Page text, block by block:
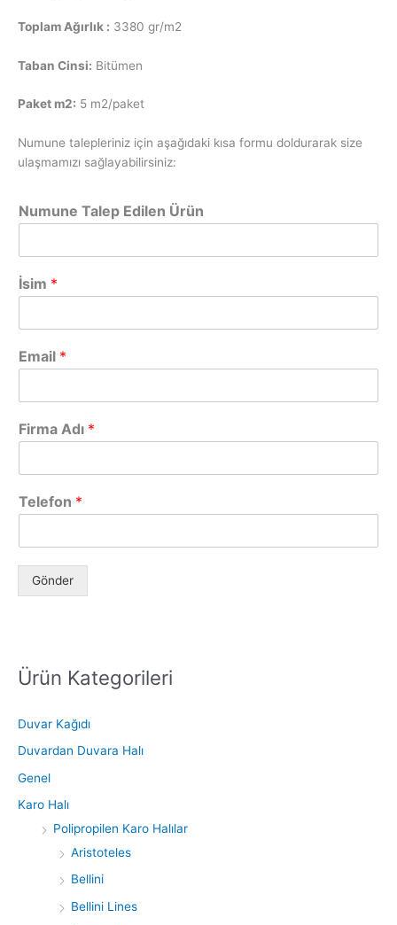
Ürün Kategorileri
Duvar Kağıdı
Duvardan Duvara Halı
Genel
Karo Halı
Polipropilen Karo Halılar
Aristoteles
Bellini
Bellini Lines
S
a
r
Toplam Ağırlık : 3380 gr/m2
Taban Cinsi: Bitümen
Paket m2: 5 m2/paket
Numune talepleriniz için aşağıdaki kısa formu doldurarak size
ulaşmamızı sağlayabilirsiniz:
Numune Talep Edilen Ürün
İsim *
Email *
Firma Adı *
Telefon *
Gönder